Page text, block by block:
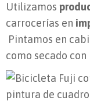
Utilizamos
carrocerías en
Pintamos en
como secado con